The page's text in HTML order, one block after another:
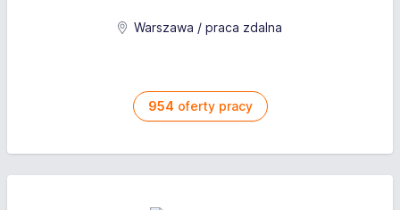
Warszawa / praca zdalna
954 oferty pracy